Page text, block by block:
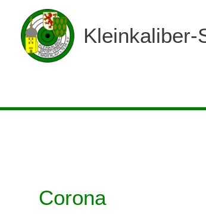
springen
Kleinkaliber-
Corona